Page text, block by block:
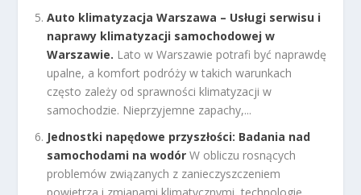
Auto klimatyzacja Warszawa – Usługi serwisu i
naprawy klimatyzacji samochodowej w
Warszawie. Lato w Warszawie potrafi być naprawdę
upalne, a komfort podróży w takich warunkach
często zależy od sprawności klimatyzacji w
samochodzie. Nieprzyjemne zapachy,...
Jednostki napędowe przyszłości: Badania nad
samochodami na wodór W obliczu rosnących
problemów związanych z zanieczyszczeniem